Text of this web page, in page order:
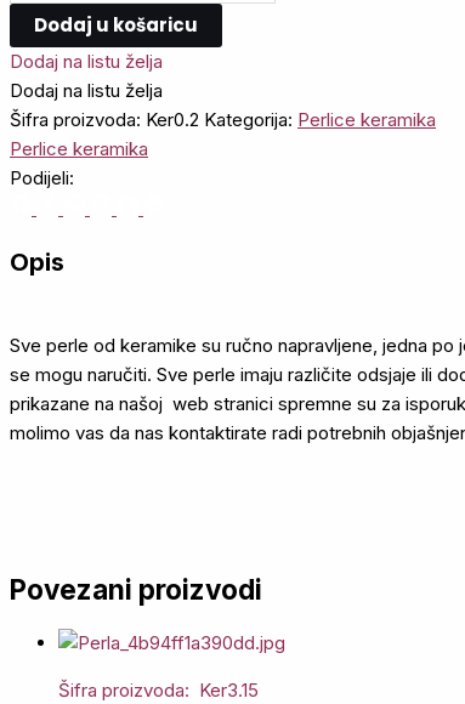
Dodaj u košaricu
Dodaj na listu želja
Dodaj na listu želja
Šifra proizvoda: Ker0.2 Kategorija: Perlice keramika
Perlice keramika
Podijeli:
Opis
Sve perle od keramike su ručno napravljene, jedna
se mogu naručiti. Sve perle imaju različite odsjaje ili
prikazane na našoj web stranici spremne su za
molimo vas da nas kontaktirate radi potrebnih
Povezani proizvodi
Šifra proizvoda: Ker3.15